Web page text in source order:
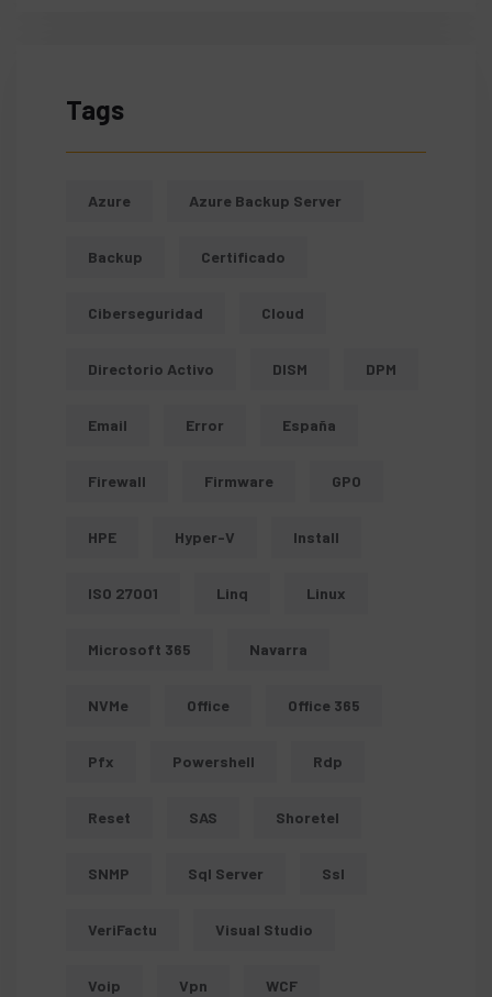
Tags
Azure Azure Backup Server
Backup Certificado
Ciberseguridad Cloud
Directorio Activo DISM DPM
Email Error España
Firewall Firmware GPO
HPE Hyper-V Install
ISO 27001 Linq Linux
Microsoft 365 Navarra
NVMe Office Office 365
Pfx Powershell Rdp
Reset SAS Shoretel
SNMP Sql Server Ssl
VeriFactu Visual Studio
Voip Vpn WCF